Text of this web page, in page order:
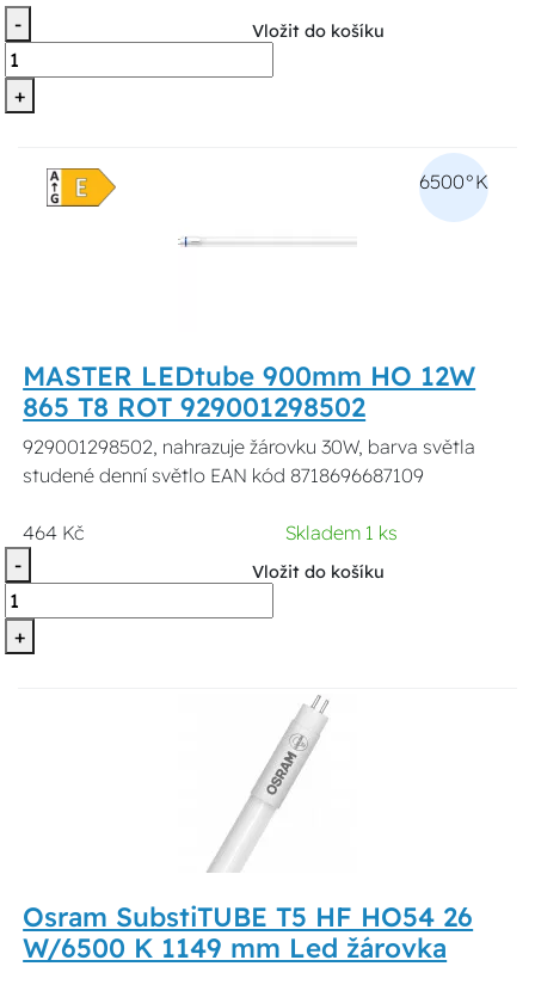
-
+
Vložit do košíku
6500°K
MASTER LEDtube 900mm HO 12W
865 T8 ROT 929001298502
929001298502, nahrazuje žárovku 30W, barva světla
studené denní světlo EAN kód 8718696687109
464 Kč
Skladem 1 ks
-
+
Vložit do košíku
Osram SubstiTUBE T5 HF HO54 26
W/6500 K 1149 mm Led žárovka